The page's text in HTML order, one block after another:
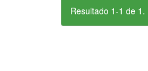
Resultado 1-1 de 1.